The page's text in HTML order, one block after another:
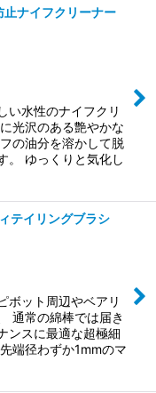
ナイフクリーナー
い水性のナイフクリ
光沢のある艶やかな
の油分を溶かして脱
。 ゆっくりと気化し
テイリングブラシ
ボット周辺やベアリ
通常の綿棒では届き
ンスに最適な超極細
端径わずか1mmのマ